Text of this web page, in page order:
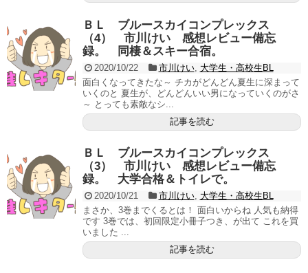
ＢＬ ブルースカイコンプレックス
（4） 市川けい 感想レビュー備忘
録。 同棲＆スキー合宿。
2020/10/22 市川けい, 大学生・高校生BL
面白くなってきたな～ チカがどんどん夏生に深まって
いくのと 夏生が、どんどんいい男になっていくのがさ
～ とっても素敵なシ...
記事を読む
ＢＬ ブルースカイコンプレックス
（3） 市川けい 感想レビュー備忘
録。 大学合格＆トイレで。
2020/10/21 市川けい, 大学生・高校生BL
まさか、3巻までくるとは！ 面白いからね 人気も納得
です 3巻では、初回限定小冊子つき、が出て これを買
いました ...
記事を読む